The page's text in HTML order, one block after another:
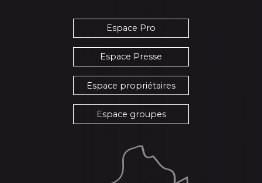
Espace Pro
Espace Presse
Espace propriétaires
Espace groupes